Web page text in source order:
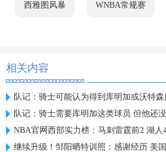
西雅图风暴 WNBA常规赛
相关内容
队记：骑士可能认为得到库明加或沃特森所
队记：骑士需要库明加这类球员 但他还
NBA官网西部实力榜：马刺雷霆前2 湖人
继续升级！邹阳晒特训照：感谢经历 美